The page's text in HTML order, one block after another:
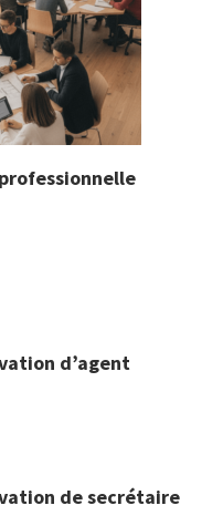
d’agent
de secrétaire